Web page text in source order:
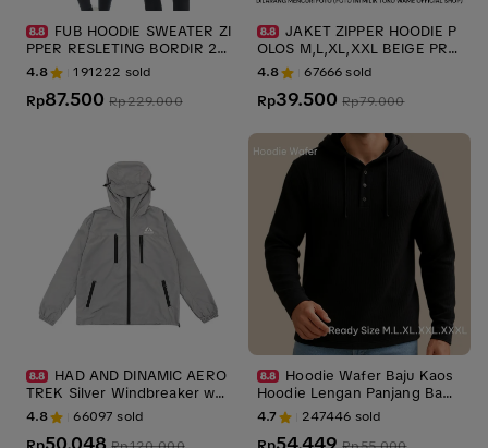
FUB HOODIE SWEATER ZI
PPER RESLETING BORDIR 28
0 GMS TEBAL LEMBUT UNISE
X Pria Wanita Distro
4.8 191222 sold
Rp87.500 Rp229.000
HAD AND DINAMIC AERO
TREK Silver Windbreaker wat
erproof Zipper, Parasut Jaket
Outdoor
4.8 66097 sold
JAKET ZIPPER HOODIE P
OLOS M,L,XL,XXL BEIGE PRIA
WANITA WAME sweater hood
ie cowok Abu Army Biru Fleec
e Hijau Hitam
4.8 67666sold
Rp39.500 Rp79.000
Hoodie Wafer Baju Kaos
Hoodie Lengan Panjang Baha
n Waffle Hitam Unisex Polos
Dengan Desain Formal Dan V
4.7 247446 sold